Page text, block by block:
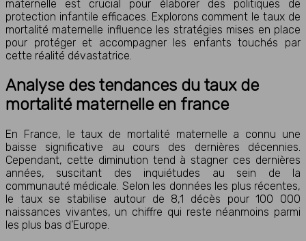
maternelle est crucial pour élaborer des politiques de
protection infantile efficaces. Explorons comment le taux de
mortalité maternelle influence les stratégies mises en place
pour protéger et accompagner les enfants touchés par
cette réalité dévastatrice.
Analyse des tendances du taux de
mortalité maternelle en france
En France, le taux de mortalité maternelle a connu une
baisse significative au cours des dernières décennies.
Cependant, cette diminution tend à stagner ces dernières
années, suscitant des inquiétudes au sein de la
communauté médicale. Selon les données les plus récentes,
le taux se stabilise autour de 8,1 décès pour 100 000
naissances vivantes, un chiffre qui reste néanmoins parmi
les plus bas d’Europe.